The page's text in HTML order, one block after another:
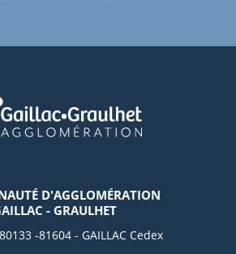
D'AGGLOMÉRATION
- GRAULHET
-81604 - GAILLAC Cedex